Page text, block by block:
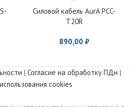
Силовой кабель AurA PCC-
T20R
890,00 ₽
| Согласие на обработку ПДн |
cookies